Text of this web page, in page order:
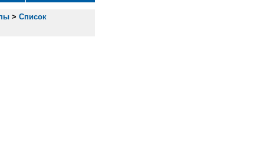
> Список